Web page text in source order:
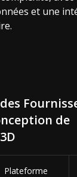
et une
de
Plateforme